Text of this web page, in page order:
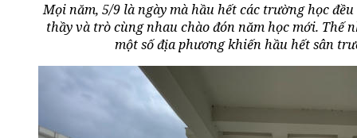
Mọi năm, 5/9 là ngày mà hầu hết các trường học
thầy và trò cùng nhau chào đón năm học mới. Thế
một số địa phương khiến hầu hết sân